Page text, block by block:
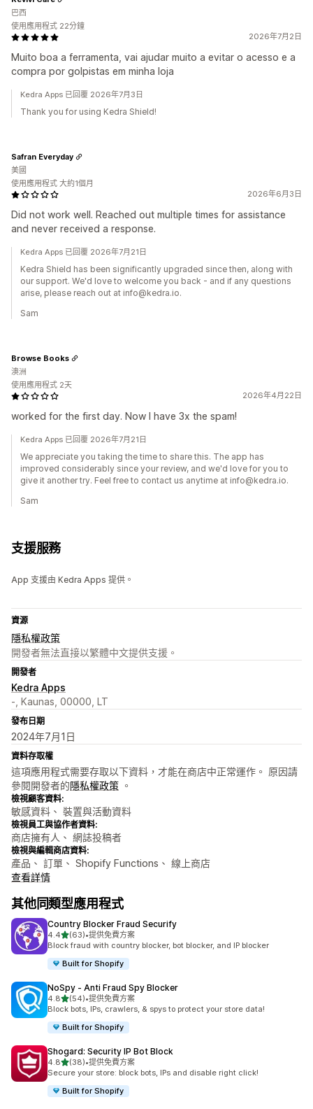
2026年7月2日
Muito boa a ferramenta, vai ajudar muito a evitar o acesso e a
compra por golpistas em minha loja
巴西
使用應用程式 22分鐘
Kedra Apps 已回覆 2026年7月3日
Thank you for using Kedra Shield!
2026年6月3日
Did not work well. Reached out multiple times for assistance
and never received a response.
Safran Everyday
美國
使用應用程式 大約1個月
Kedra Apps 已回覆 2026年7月21日
Kedra Shield has been significantly upgraded since then, along with
our support. We'd love to welcome you back - and if any questions
arise, please reach out at info@kedra.io.
Sam
2026年4月22日
worked for the first day. Now I have 3x the spam!
Browse Books
澳洲
使用應用程式 2天
Kedra Apps 已回覆 2026年7月21日
We appreciate you taking the time to share this. The app has
improved considerably since your review, and we'd love for you to
give it another try. Feel free to contact us anytime at info@kedra.io.
Sam
支援服務
App 支援由 Kedra Apps 提供。
資源
隱私權政策
開發者無法直接以繁體中文提供支援。
開發者
Kedra Apps
-, Kaunas, 00000, LT
發布日期
2024年7月1日
資料存取權
這項應用程式需要存取以下資料，才能在商店中正常運作。 原因請
參閱開發者的隱私權政策 。
檢視顧客資料:
敏感資料、 裝置與活動資料
檢視員工與協作者資料:
商店擁有人、 網誌投稿者
檢視與編輯商店資料:
產品、 訂單、 Shopify Functions、 線上商店
查看詳情
其他同類型應用程式
Country Blocker Fraud Securify
4.4滿分 5 顆星
(63)
共有 63 則評價
•提供免費方案
Block fraud with country blocker, bot blocker, and IP blocker
Built for Shopify
NoSpy ‑ Anti Fraud Spy Blocker
4.8滿分 5 顆星
(54)
共有 54 則評價
•提供免費方案
Block bots, IPs, crawlers, & spys to protect your store data!
Built for Shopify
Shogard: Security IP Bot Block
4.8滿分 5 顆星
(38)
共有 38 則評價
•提供免費方案
Secure your store: block bots, IPs and disable right click!
Built for Shopify